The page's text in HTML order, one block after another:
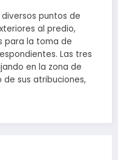
puntos de
al predio,
para la toma de
Las tres
en la zona de
sus atribuciones,